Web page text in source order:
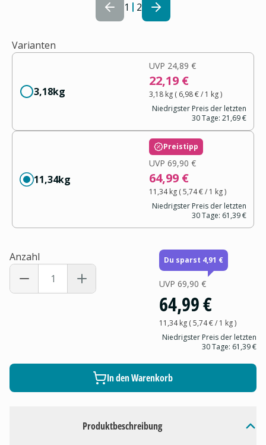
1 2
Produktbeschreibung
Varianten
3,18kg
UVP 24,89 €
22,19 €
3,18 kg( 6,98 €/ 1 kg)
Niedrigster Preis der letzten
30 Tage: 21,69 €
11,34kg
Preistipp
UVP 69,90 €
64,99 €
11,34 kg(5,74 €/ 1 kg)
Niedrigster Preis der letzten
30 Tage: 61,39 €
Anzahl Du sparst 4,91 €
UVP 69,90 €
64,99 €
11,34 kg(5,74 €/ 1 kg)
Niedrigster Preis der letzten
30 Tage: 61,39 €
In den Warenkorb